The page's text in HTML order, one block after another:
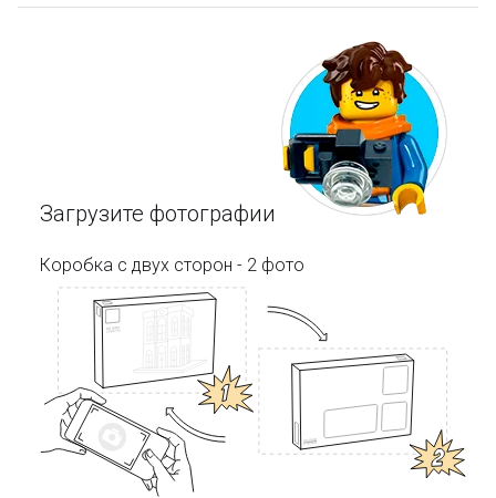
Загрузите фотографии
Коробка с двух сторон - 2 фото